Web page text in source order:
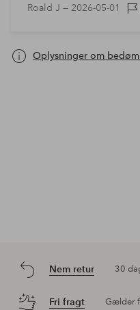
Roald J — 2026-05-01
Oplysninger om
Nem retur 30
Fri fragt Gælder